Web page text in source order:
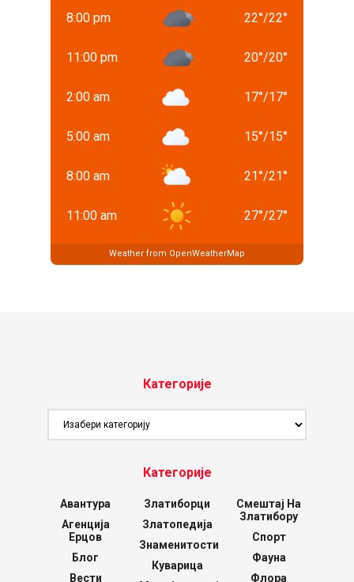
8:00 pm 22°/22°
11:00 pm 20°/20°
2:00 am 17°/17°
5:00 am 15°/15°
8:00 am 21°/21°
11:00 am 27°/27°
Weather from OpenWeatherMap
Категорије
Категорије
Авантура
Агенција
Ерцов
Блог
Вести
Златиборци
Златопедија
Знаменитости
Куварица
Смештај На
Златибору
Спорт
Фауна
Флора